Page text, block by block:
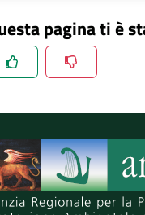
pagina ti è
perchè, e